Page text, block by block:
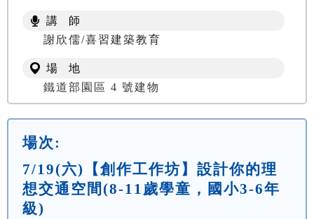
講 師
謝欣儒/喜習建築教育
場 地
鐵道部園區 4 號建物
場次:
7/19(六)【創作工作坊】設計你的理
想交通空間(8-11歲學童，國小3-6年
級)